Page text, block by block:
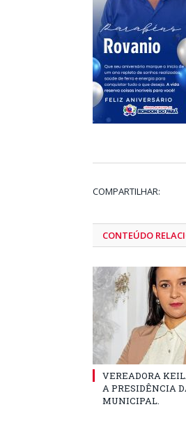
COMPARTILHAR:
CONTEÚDO
VEREADORA
A PRESIDÊNCIA
MUNICIPAL.